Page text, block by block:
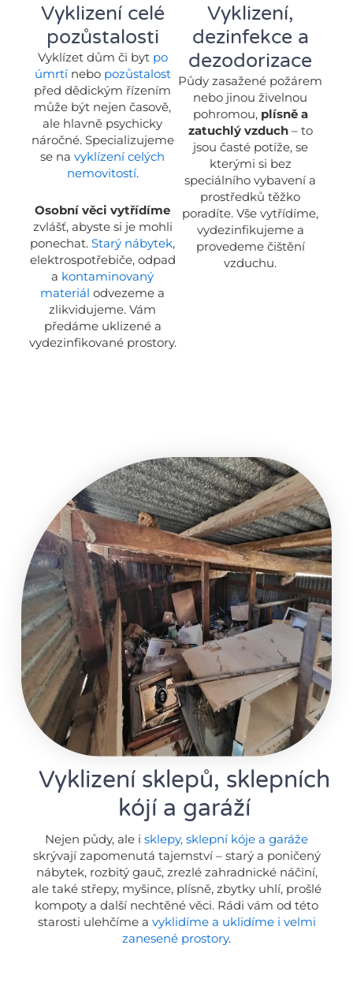
Vyklizení,
dezinfekce a
dezodorizace
Půdy zasažené požárem
nebo jinou živelnou
pohromou, plísně a
zatuchlý vzduch– to
jsou časté potíže, se
kterými si bez
speciálního vybavení a
prostředků těžko
poradíte. Vše vytřídíme,
vydezinfikujeme a
provedeme čištění
vzduchu.
Vyklizení celé
pozůstalosti
Vyklízet dům či byt po
úmrtínebo pozůstalost
před dědickým řízením
může být nejen časově,
ale hlavně psychicky
náročné. Specializujeme
se navyklízení celých
nemovitostí.
Osobní věci vytřídíme
zvlášť, abyste si je mohli
ponechat.Starý nábytek,
elektrospotřebiče, odpad
a kontaminovaný
materiál odvezeme a
zlikvidujeme. Vám
předáme uklizené a
vydezinfikované prostory.
Vyklizení sklepů, sklepních
kójí a garáží
Nejen půdy, ale i sklepy, sklepní kóje a garáže
skrývají zapomenutá tajemství – starý a poničený
nábytek, rozbitý gauč, zrezlé zahradnické náčiní,
ale také střepy, myšince, plísně, zbytky uhlí, prošlé
kompoty a další nechtěné věci. Rádi vám od této
starosti ulehčíme a vyklidíme a uklidíme i velmi
zanesené prostory.